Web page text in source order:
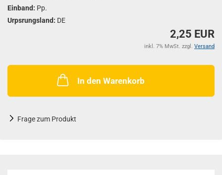
Einband: Pp.
Urpsrungsland: DE
2,25 EUR
inkl. 7% MwSt. zzgl. Versand
In den Warenkorb
Frage zum Produkt